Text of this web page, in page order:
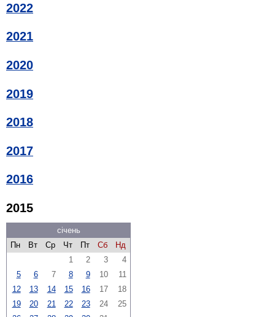
2022
2021
2020
2019
2018
2017
2016
2015
січень
Пн
Вт Ср Чт Пт Сб
Нд
1
2 3
4
5
6 7 8 9 10
11
12
13 14 15 16 17
18
19
20 21 22 23 24
25